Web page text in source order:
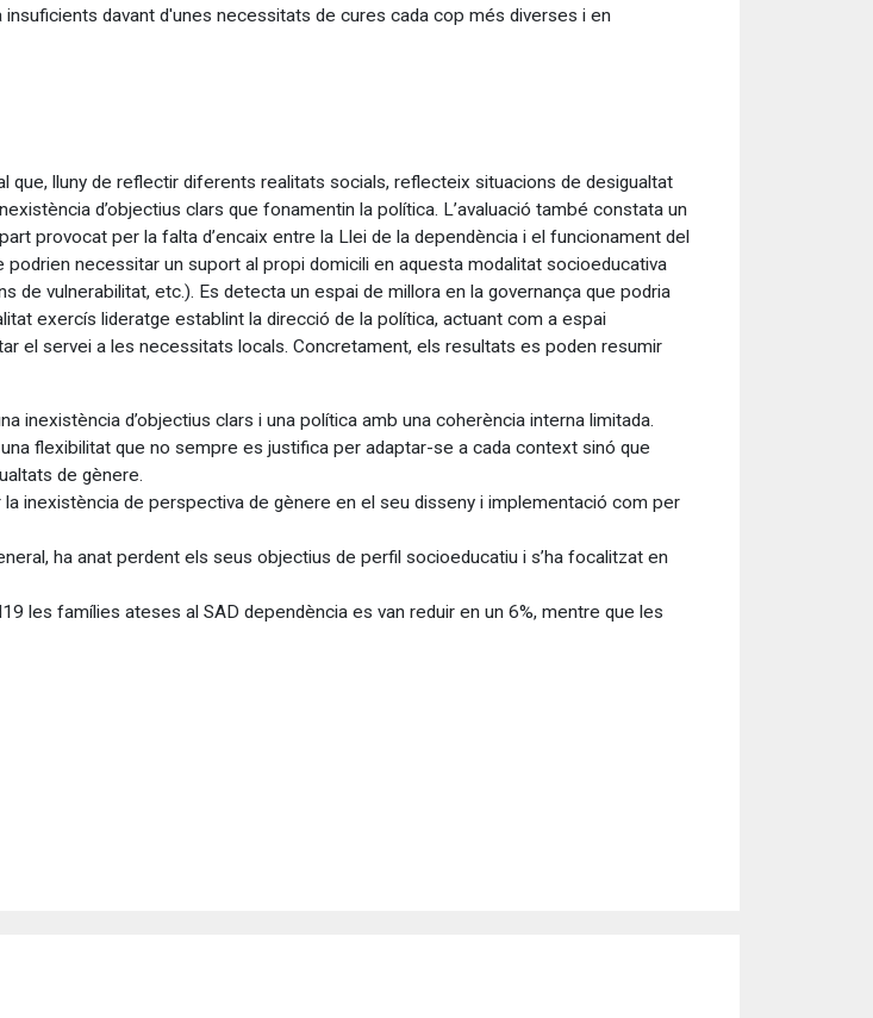
davant d'unes necessitats de cures cada cop més diverses i en
que, lluny de reflectir diferents realitats socials, reflecteix situacions de desigualtat
d’objectius clars que fonamentin la política. L’avaluació també constata un
provocat per la falta d’encaix entre la Llei de la dependència i el funcionament del
podrien necessitar un suport al propi domicili en aquesta modalitat socioeducativa
de vulnerabilitat, etc.). Es detecta un espai de millora en la governança que podria
exercís lideratge establint la direcció de la política, actuant com a espai
el servei a les necessitats locals. Concretament, els resultats es poden resumir
inexistència d’objectius clars i una política amb una coherència interna limitada.
flexibilitat que no sempre es justifica per adaptar-se a cada context sinó que
de gènere.
inexistència de perspectiva de gènere en el seu disseny i implementació com per
ha anat perdent els seus objectius de perfil socioeducatiu i s’ha focalitzat en
les famílies ateses al SAD dependència es van reduir en un 6%, mentre que les